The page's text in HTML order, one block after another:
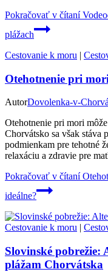
Pokračovať v čítaní
plážach
Cestovanie k moru |
Otehotnenie pri
AutorDovolenka-v-
Otehotnenie pri mori
Chorvátsko sa však
podmienkam pre tehotné
relaxáciu a zdravie pre
Pokračovať v čítaní
ideálne?
Cestovanie k moru |
Slovinské
plážam Chorvátska